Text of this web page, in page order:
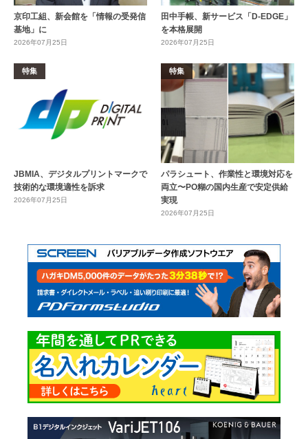
京印工組、新会館を「情報の受発信
基地」に
2026年07月25日
田中手帳、新サービス「D-EDGE」
を本格展開
2026年07月25日
特集
JBMIA、デジタルプリントマークで
技術的な環境適性を訴求
2026年07月25日
特集
パラシュート、作業性と環境対応を
両立〜PO糊の国内生産で安定供給
実現
2026年07月25日